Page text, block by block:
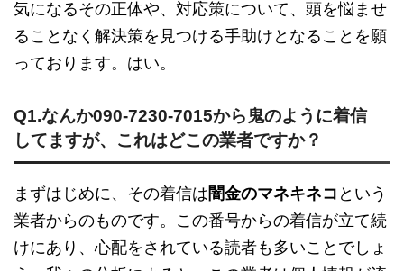
気になるその正体や、対応策について、頭を悩ませ
ることなく解決策を見つける手助けとなることを願
っております。はい。
Q1.なんか090-7230-7015から鬼のように着信
してますが、これはどこの業者ですか？
まずはじめに、その着信は闇金のマネキネコ という
業者からのものです。この番号からの着信が立て続
けにあり、心配をされている読者も多いことでしょ